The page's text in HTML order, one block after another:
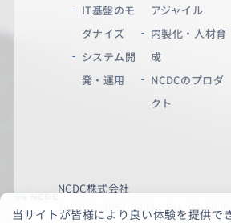
IT基盤のモ
ダナイズ
システム開
発・運用
アジャイル
内製化・人材育
成
NCDCのプロダ
クト
NCDC株式会社
Tel. 050-3852-6483 Fax. 03-6636-